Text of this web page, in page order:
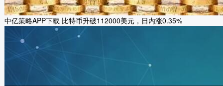
中亿策略APP下载 比特币升破112000美元，日内涨0.35%